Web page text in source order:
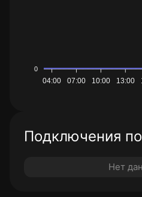
0
04:00 07:00 10:00 13:00
Подключения
Нет